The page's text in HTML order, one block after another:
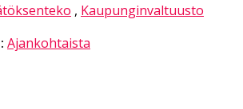
, Kaupunginvaltuusto
Ajankohtaista